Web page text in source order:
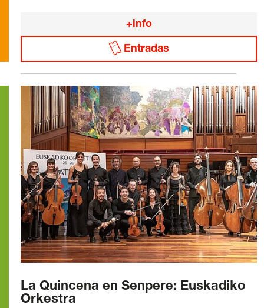
+info
Entradas
La Quincena en Senpere: Euskadiko
Orkestra